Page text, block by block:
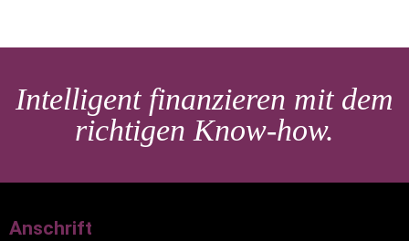
Intelligent finanzieren mit dem
richtigen Know-how.
Anschrift